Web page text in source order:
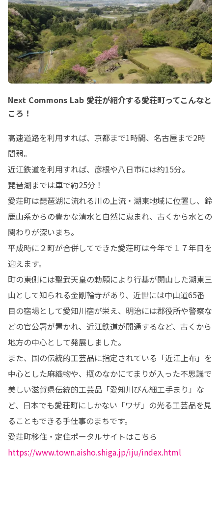
・ランチは地元食材を使った洋食コー
ス
午後の部
・現在愛荘町が募集している地域おこ
し協力隊の募集プロジェクトの紹介
・麻織物や地域物産品についての紹介
・プロジェクトをもとに愛荘町で「自
分が起業するなら」というテーマで、
【お申し込み】
※詳細に関しては、お申し込み時の連
イベントに関する質問などがあれば、
お気軽にメッセージくださいね。
みなさまのご参加お待ちしておりま
す！
Next Commons Lab 愛荘が紹介する愛荘町ってこんなと
ころ！
高速道路を利用すれば、京都まで1時間、名古屋まで2時
間弱。
近江鉄道を利用すれば、彦根や八日市には約15分。
琵琶湖までは車で約25分！
愛荘町は琵琶湖に流れる川の上流・湖東地域に位置し、鈴
鹿山系からの豊かな清水と自然に恵まれ、古くから水との
関わりが深いまち。
平成時に２町が合併してできた愛荘町は今年で１７年目を
迎えます。
町の東側には聖武天皇の勅願により行基が開山した湖東三
山として知られる金剛輪寺があり、近世には中山道65番
目の宿場として愛知川宿が栄え、明治には郡役所や警察な
どの官公署が置かれ、近江鉄道が開通するなど、古くから
地方の中心として発展しました。
また、国の伝統的工芸品に指定されている「近江上布」を
中心とした麻織物や、瓶のなかにてまりが入った不思議で
美しい滋賀県伝統的工芸品「愛知川びん細工手まり」な
ど、日本でも愛荘町にしかない「ワザ」の光る工芸品を見
ることもできる手仕事のまちです。
https://www.town.aisho.shiga.jp/iju/index.html